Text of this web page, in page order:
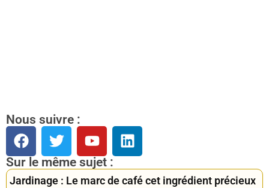
Nous suivre :
Sur le même sujet :
Jardinage : Le marc de café cet ingrédient précieux